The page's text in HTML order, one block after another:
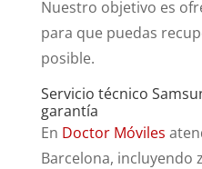
Nuestro objetivo es
para que puedas
posible.
Servicio técnico
garantía
En Doctor Móviles
Barcelona, incluyendo